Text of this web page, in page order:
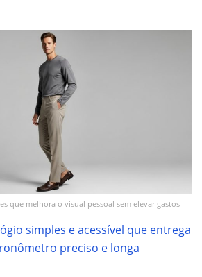
que melhora o visual pessoal sem elevar gastos
simples e acessível que entrega
preciso e longa